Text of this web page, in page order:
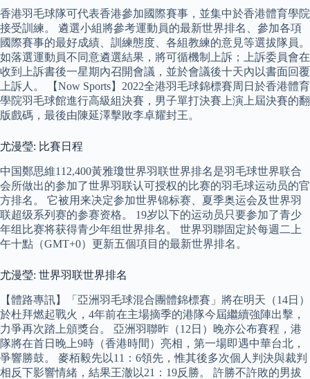
香港羽毛球隊可代表香港參加國際賽事，並集中於香港體育學院
接受訓練。 遴選小組將參考運動員的最新世界排名、參加各項
國際賽事的最好成績、訓練態度、各組教練的意見等選拔隊員。
如落選運動員不同意遴選結果，將可循機制上訴；上訴委員會在
收到上訴書後一星期內召開會議，並於會議後十天內以書面回覆
上訴人。 【Now Sports】2022全港羽毛球錦標賽周日於香港體育
學院羽毛球館進行高級組決賽，男子單打決賽上演上屆決賽的翻
版戲碼，最後由陳延澤擊敗李卓耀封王。
尤漫瑩: 比賽日程
中国鄭思維112,400黃雅瓊世界羽联世界排名是羽毛球世界联合
会所做出的参加了世界羽联认可授权的比赛的羽毛球运动员的官
方排名。 它被用来决定参加世界锦标赛、夏季奥运会及世界羽
联超级系列赛的参赛资格。 19岁以下的运动员只要参加了青少
年组比赛将获得青少年组世界排名。 世界羽聯固定於每週二上
午十點（GMT+0）更新五個項目的最新世界排名。
尤漫瑩: 世界羽联世界排名
【體路專訊】「亞洲羽毛球混合團體錦標賽」將在明天（14日）
於杜拜燃起戰火，4年前在主場摘季的港隊今屆繼續強陣出擊，
力爭再次踏上頒獎台。 亞洲羽聯昨（12日）晚亦公布賽程，港
隊將在首日晚上9時（香港時間）亮相，第一場即遇中華台北，
爭響勝鼓。 麥栢毅先以11：6領先，惟其後多次個人判決與裁判
相反下影響情緒，結果王澈以21：19反勝。 許勝不許敗的男拔